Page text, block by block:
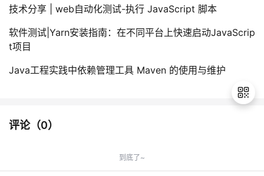
技术分享 | web自动化测试-执行 JavaScript 脚本
软件测试|Yarn安装指南：在不同平台上快速启动JavaScrip
t项目
Java工程实践中依赖管理工具 Maven 的使用与维护
评论（0）
到底了~